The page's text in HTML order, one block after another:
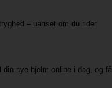
– uanset om du rider
nye hjelm online i dag, og få